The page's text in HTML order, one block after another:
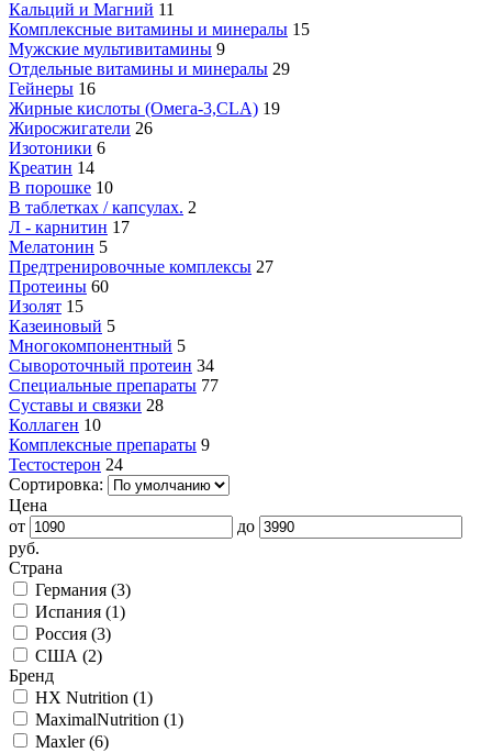
Кальций и Магний 11
Комплексные витамины и минералы 15
Мужские мультивитамины 9
Отдельные витамины и минералы 29
Гейнеры 16
Жирные кислоты (Омега-3,CLA) 19
Жиросжигатели 26
Изотоники 6
Креатин 14
В порошке 10
В таблетках / капсулах. 2
Л - карнитин 17
Мелатонин 5
Предтренировочные комплексы 27
Протеины 60
Изолят 15
Казеиновый 5
Многокомпонентный 5
Сывороточный протеин 34
Специальные препараты 77
Суставы и связки 28
Коллаген 10
Комплексные препараты 9
Тестостерон 24
Сортировка:
Цена
от
до
руб.
Страна
Германия (3)
Испания (1)
Россия (3)
США (2)
Бренд
HX Nutrition (1)
MaximalNutrition (1)
Maxler (6)